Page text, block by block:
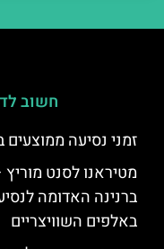
חשוב
זמני נסיעה
מטיראנו לסנט
ברנינה האדומה
באלפים השוויצריים